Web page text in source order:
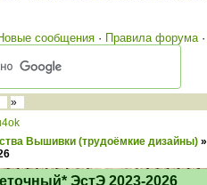
сообщения · Правила форума
»
Вышивки (трудоёмкие дизайны) »
ЭстЭ 2023-2026